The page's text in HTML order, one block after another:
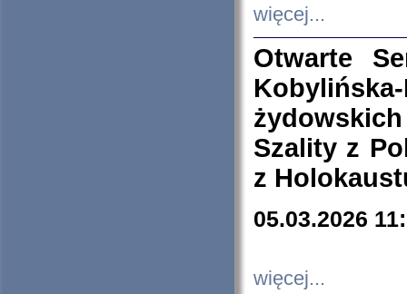
więcej...
Otwarte
Szality z
z
05.03.2026
więcej...